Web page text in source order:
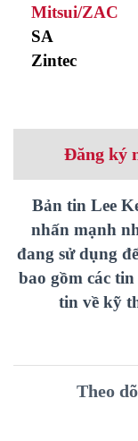
Mitsui/ZAC
SA
Zintec
Đăng ký
Bản tin Lee
nhấn mạnh
đang sử dụng
bao gồm các
tin về kỹ
Theo